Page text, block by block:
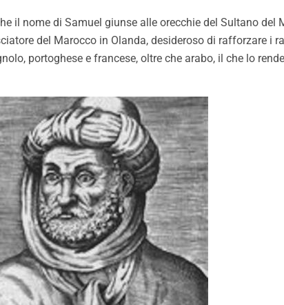
il nome di Samuel giunse alle orecchie del Sultano del
del Marocco in Olanda, desideroso di rafforzare i
portoghese e francese, oltre che arabo, il che lo